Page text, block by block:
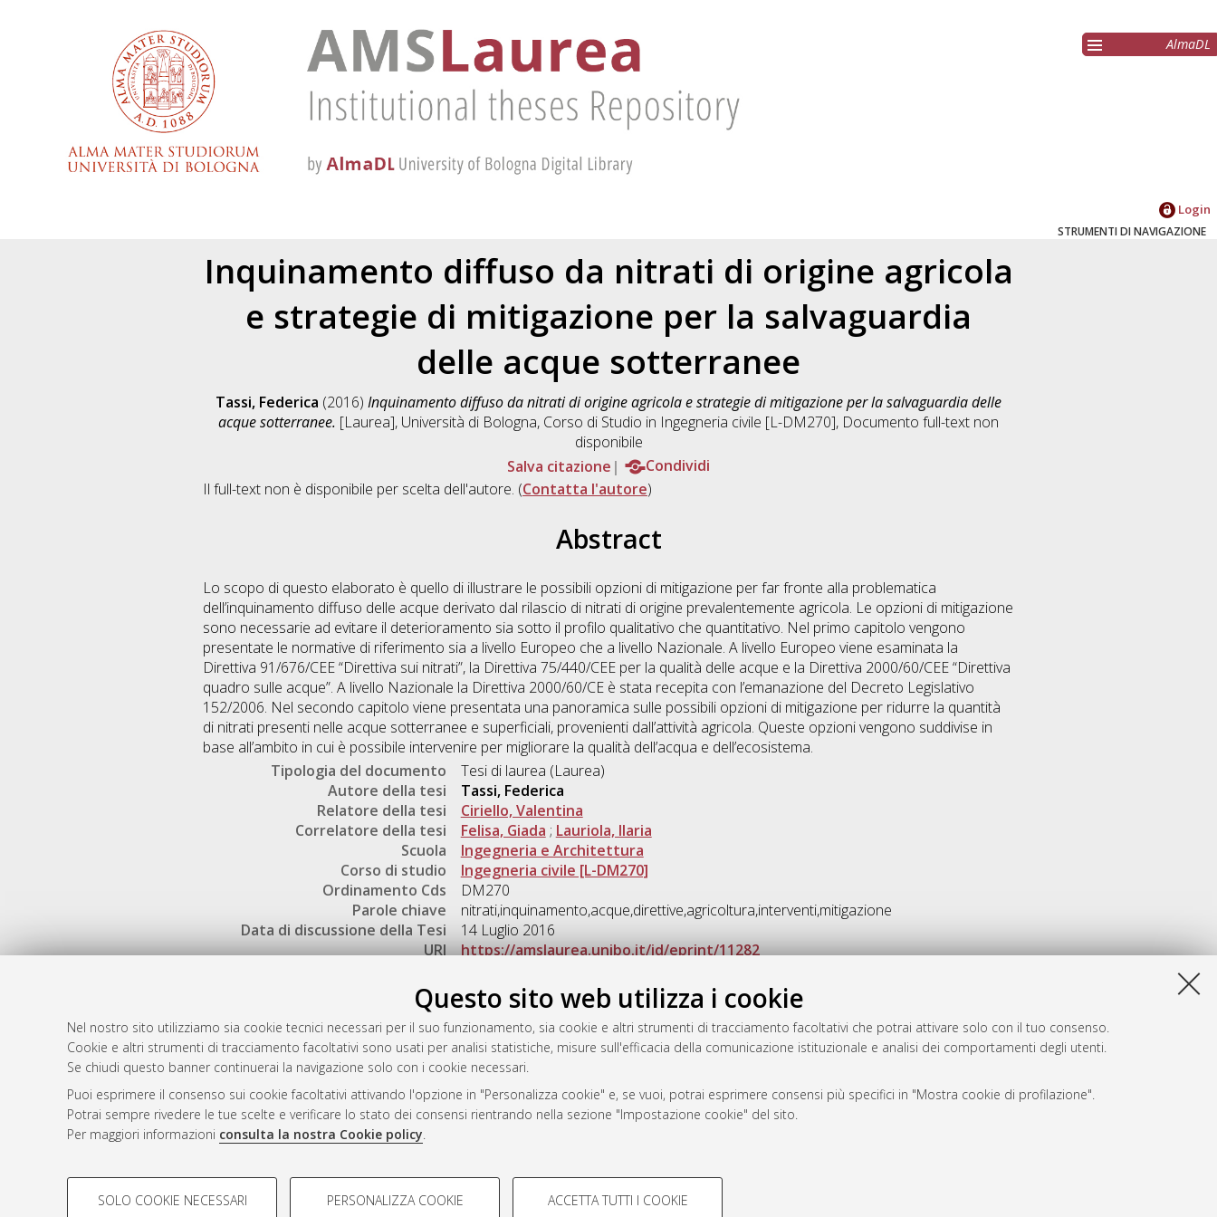
Questo sito web utilizza i cookie
Nel nostro sito utilizziamo sia cookie tecnici necessari per il suo funzionamento, sia cookie e altri strumenti di tracciamento facoltativi che potrai attivare solo con il tuo consenso.
Cookie e altri strumenti di tracciamento facoltativi sono usati per analisi statistiche, misure sull'efficacia della comunicazione istituzionale e analisi dei comportamenti degli utenti.
Se chiudi questo banner continuerai la navigazione solo con i cookie necessari.
Puoi esprimere il consenso sui cookie facoltativi attivando l'opzione in "Personalizza cookie" e, se vuoi, potrai esprimere consensi più specifici in "Mostra cookie di profilazione".
Potrai sempre rivedere le tue scelte e verificare lo stato dei consensi rientrando nella sezione "Impostazione cookie" del sito.
Per maggiori informazioni consulta la nostra Cookie policy.
COOKIE DI PROFILAZIONE - FACOLTATIVI COOKIE TECNICI - NECESSARI
SOLO COOKIE NECESSARI PERSONALIZZA COOKIE ACCETTA TUTTI I COOKIE
AlmaDL
Login
STRUMENTI DI NAVIGAZIONE
Inquinamento diffuso da nitrati di origine agricola
e strategie di mitigazione per la salvaguardia
delle acque sotterranee
Tassi, Federica (2016) Inquinamento diffuso da nitrati di origine agricola e strategie di mitigazione per la salvaguardia delle
acque sotterranee. [Laurea], Università di Bologna, Corso di Studio in Ingegneria civile [L-DM270], Documento full-text non
disponibile
Salva citazione
Condividi
Il full-text non è disponibile per scelta dell'autore. (Contatta l'autore)
Abstract
Lo scopo di questo elaborato è quello di illustrare le possibili opzioni di mitigazione per far fronte alla problematica
dell’inquinamento diffuso delle acque derivato dal rilascio di nitrati di origine prevalentemente agricola. Le opzioni di mitigazione
sono necessarie ad evitare il deterioramento sia sotto il profilo qualitativo che quantitativo. Nel primo capitolo vengono
presentate le normative di riferimento sia a livello Europeo che a livello Nazionale. A livello Europeo viene esaminata la
Direttiva 91/676/CEE “Direttiva sui nitrati”, la Direttiva 75/440/CEE per la qualità delle acque e la Direttiva 2000/60/CEE “Direttiva
quadro sulle acque”. A livello Nazionale la Direttiva 2000/60/CE è stata recepita con l’emanazione del Decreto Legislativo
152/2006. Nel secondo capitolo viene presentata una panoramica sulle possibili opzioni di mitigazione per ridurre la quantità
di nitrati presenti nelle acque sotterranee e superficiali, provenienti dall’attività agricola. Queste opzioni vengono suddivise in
base all’ambito in cui è possibile intervenire per migliorare la qualità dell’acqua e dell’ecosistema.
Tipologia del documento
Tesi di laurea (Laurea)
Autore della tesi
Tassi, Federica
Relatore della tesi
Ciriello, Valentina
Correlatore della tesi
Felisa, Giada ; Lauriola, Ilaria
Scuola
Ingegneria e Architettura
Corso di studio
Ingegneria civile [L-DM270]
Ordinamento Cds
DM270
Parole chiave
nitrati,inquinamento,acque,direttive,agricoltura,interventi,mitigazione
Data di discussione della Tesi
14 Luglio 2016
URI
https://amslaurea.unibo.it/id/eprint/11282
Gestione del documento:
Atom
Rss 1.0
Rss 2.0
AMS Laurea
Servizio implementato e gestito da
Impostazioni Cookie
Informativa sulla privacy
Condizioni d’uso del sito